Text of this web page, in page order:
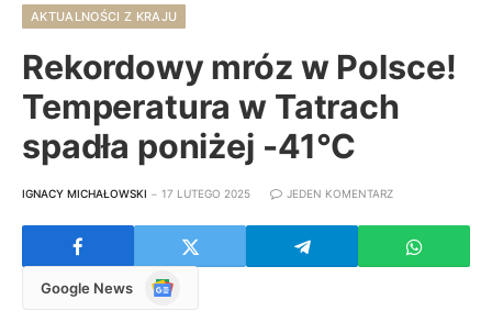
AKTUALNOŚCI Z KRAJU
Rekordowy mróz w Polsce!
Temperatura w Tatrach
spadła poniżej -41°C
IGNACY MICHAŁOWSKI 17 LUTEGO 2025 JEDEN KOMENTARZ
Google News
Google